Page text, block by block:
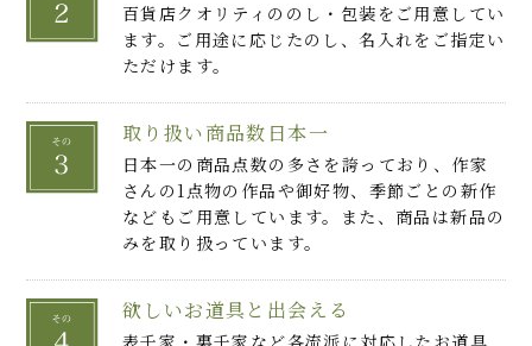
百貨店クオリティののし・包装をご用意してい
ます。ご用途に応じたのし、名入れをご指定い
ただけます。
取り扱い商品数日本一
日本一の商品点数の多さを誇っており、作家
さんの1点物の作品や御好物、季節ごとの新作
などもご用意しています。また、商品は新品の
みを取り扱っています。
欲しいお道具と出会える